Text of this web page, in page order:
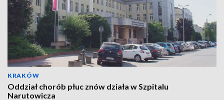
KRAKÓW
Oddział chorób płuc znów działa w Szpitalu
Narutowicza